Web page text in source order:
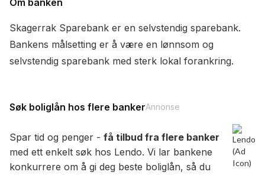
Om banken
Skagerrak Sparebank er en selvstendig sparebank.
Bankens målsetting er å være en lønnsom og
selvstendig sparebank med sterk lokal forankring.
Søk boliglån hos flere bankerAnnonse
Spar tid og penger - få tilbud fra flere banker
med ett enkelt søk hos Lendo. Vi lar bankene
konkurrere om å gi deg beste boliglån, så du